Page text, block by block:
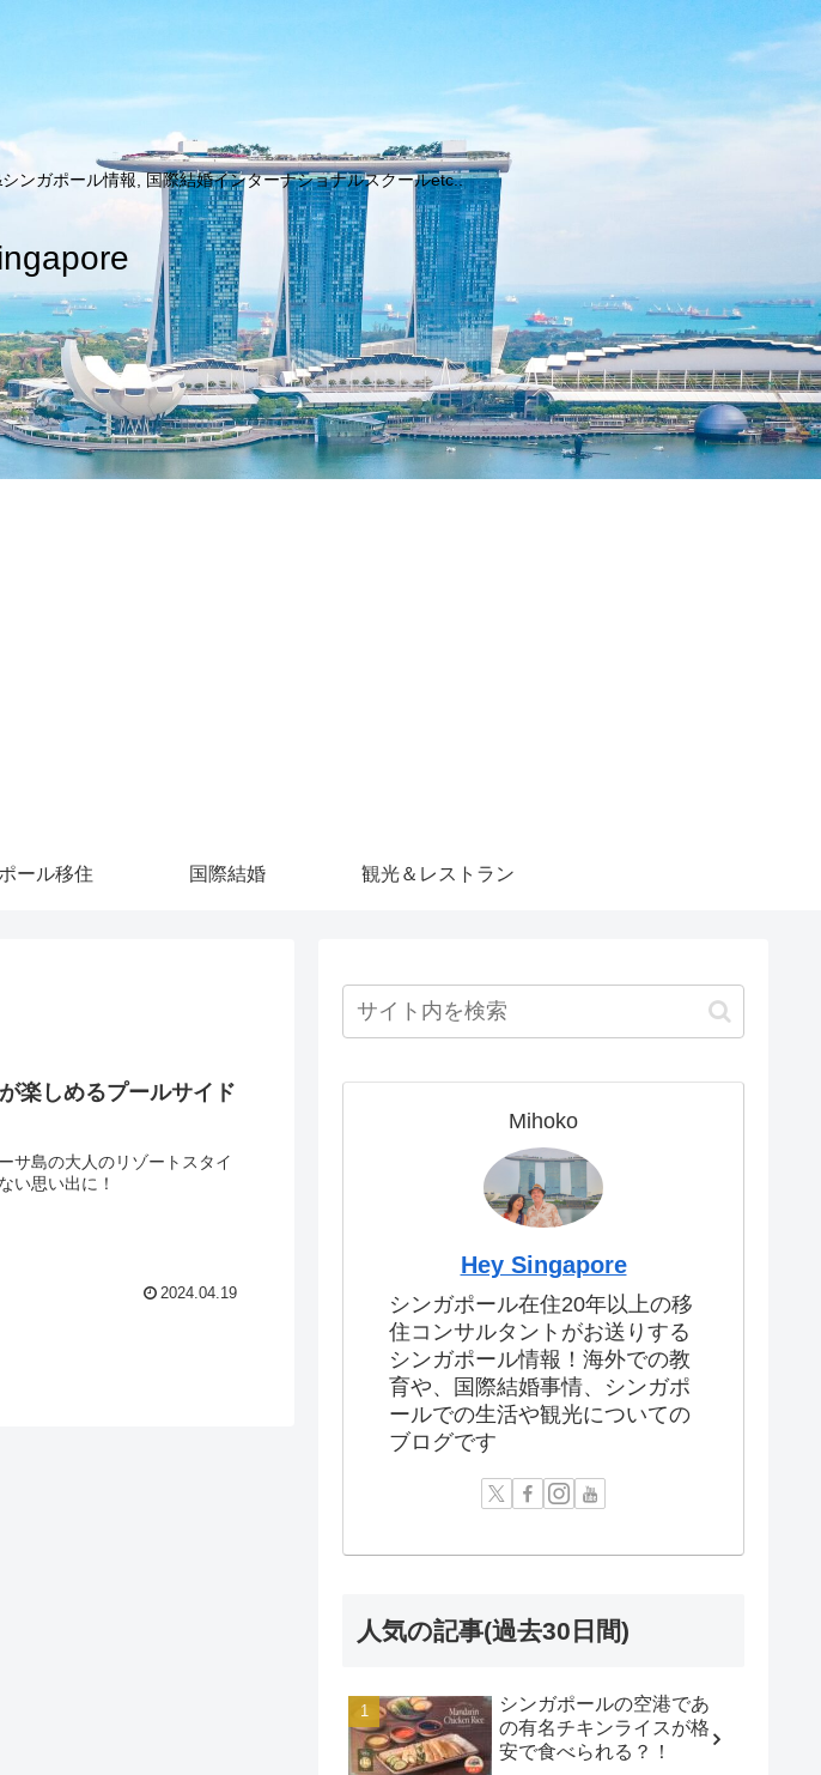
ンガポール情報, 国際結婚インターナショナルスクールetc..
ール移住 国際結婚 観光＆レストラン
楽しめるプールサイド
サ島の大人のリゾートスタイ
い思い出に！
2024.04.19
Mihoko
Hey Singapore
シンガポール在住20年以上の移
住コンサルタントがお送りする
シンガポール情報！海外での教
育や、国際結婚事情、シンガポ
ールでの生活や観光についての
ブログです
人気の記事(過去30日間)
シンガポールの空港であ
の有名チキンライスが格
安で食べられる？！